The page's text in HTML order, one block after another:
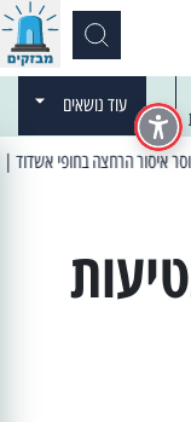
עוד נושאים
| 13:04 14/01/2025 עובדים בלילות: עבודות